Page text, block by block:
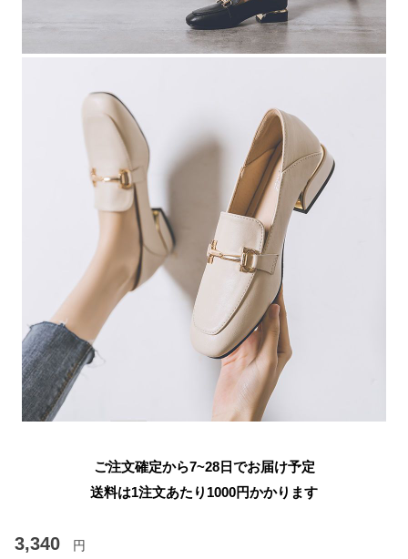
ご注文確定から7~28日でお届け予定
送料は1注文あたり 1000円かかります
3,340 円